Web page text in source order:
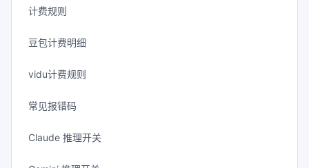
计费规则
豆包计费明细
vidu计费规则
常见报错码
Claude 推理开关